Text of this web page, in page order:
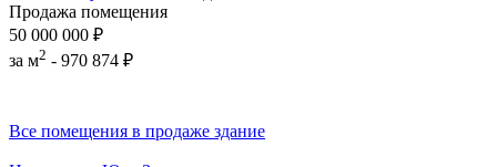
Продажа помещения
50 000 000 ₽
за м2 - 970 874 ₽
Все помещения в продаже здание